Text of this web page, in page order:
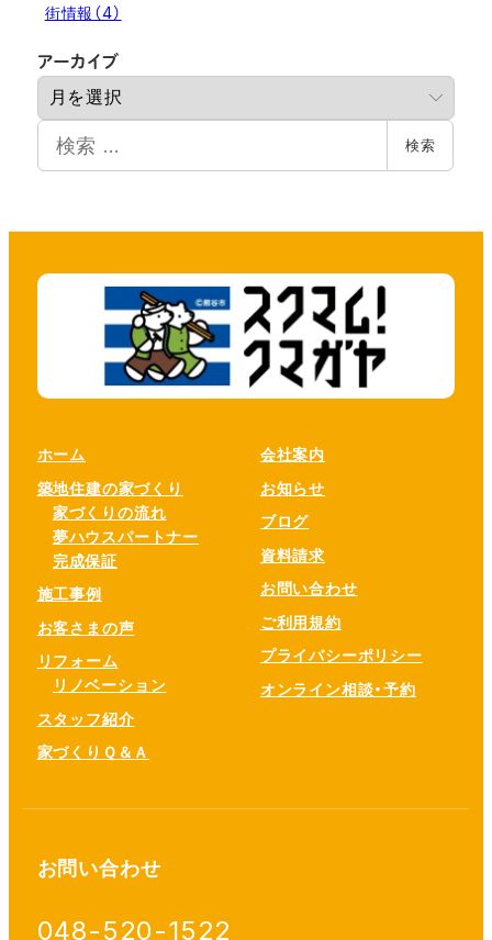
街情報 （4）
アーカイブ
カ
検
検索
ホーム
築地住建の家づくり
家づくりの流れ
夢ハウスパートナー
完成保証
施工事例
お客さまの声
リフォーム
リノベーション
スタッフ紹介
家づくりＱ＆Ａ
会社案内
お知らせ
ブログ
資料請求
お問い合わせ
ご利用規約
プライバシーポリシー
オンライン相談・予約
お問い合わせ
048-520-1522